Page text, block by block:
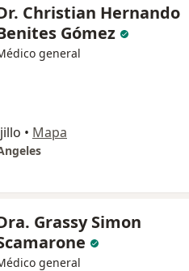
Christian Hernando
Gómez
general
• Mapa
Grassy Simon
general